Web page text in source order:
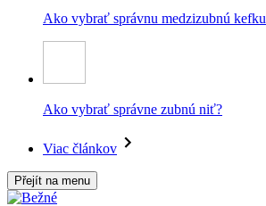
Ako vybrať správnu medzizubnú kefku
Ako vybrať správne zubnú niť?
Viac článkov
Přejít na menu